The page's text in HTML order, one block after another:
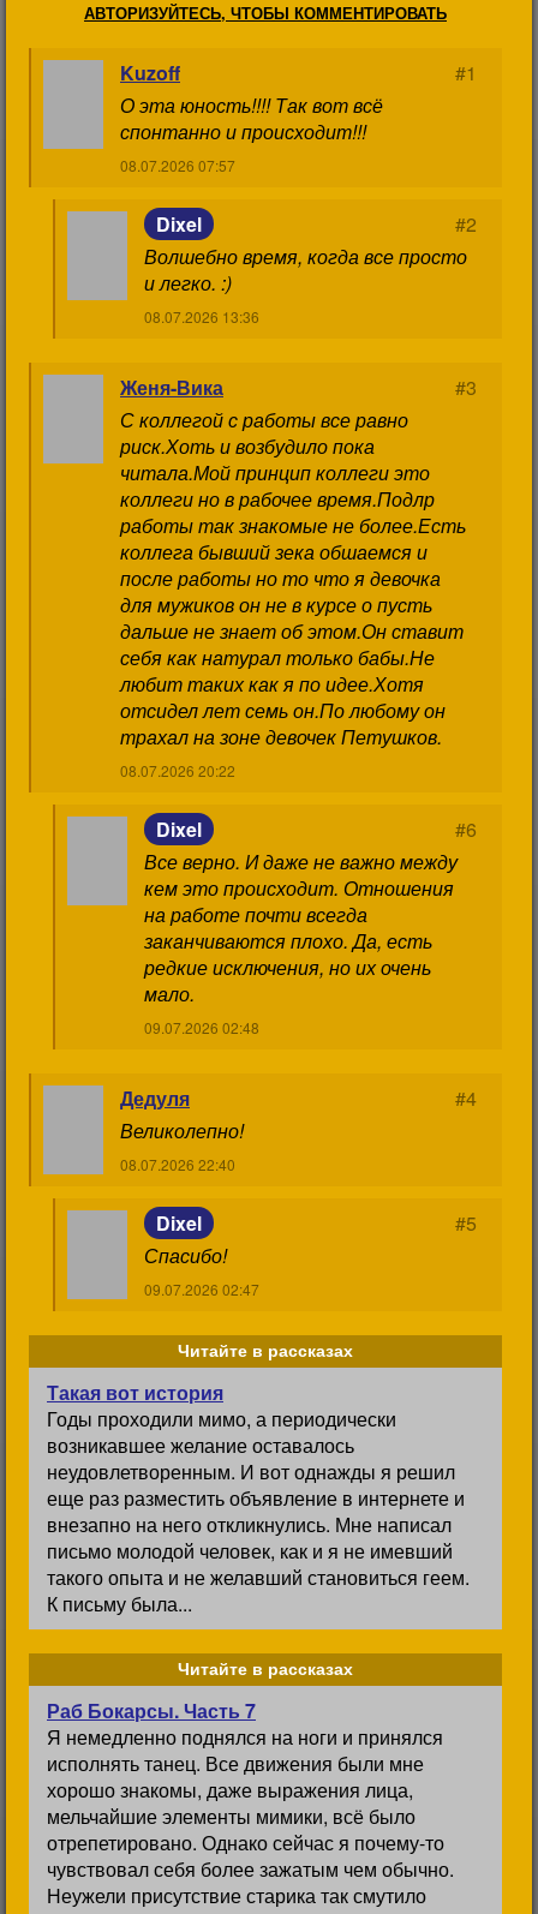
АВТОРИЗУЙТЕСЬ, ЧТОБЫ КОММЕНТИРОВАТЬ
Kuzoff
#1
О эта юность!!!! Так вот всё
спонтанно и происходит!!!
08.07.2026 07:57
Dixel
#2
Волшебно время, когда все просто
и легко. :)
08.07.2026 13:36
Женя-Вика
#3
С коллегой с работы все равно
риск.Хоть и возбудило пока
читала.Мой принцип коллеги это
коллеги но в рабочее время.Подлр
работы так знакомые не более.Есть
коллега бывший зека обшаемся и
после работы но то что я девочка
для мужиков он не в курсе о пусть
дальше не знает об этом.Он ставит
себя как натурал только бабы.Не
любит таких как я по идее.Хотя
отсидел лет семь он.По любому он
трахал на зоне девочек Петушков.
08.07.2026 20:22
Dixel
#6
Все верно. И даже не важно между
кем это происходит. Отношения
на работе почти всегда
заканчиваются плохо. Да, есть
редкие исключения, но их очень
мало.
09.07.2026 02:48
Дедуля
#4
Великолепно!
08.07.2026 22:40
Dixel
#5
Спасибо!
09.07.2026 02:47
Читайте в рассказах
Такая вот история
Годы проходили мимо, а периодически
возникавшее желание оставалось
неудовлетворенным. И вот однажды я решил
еще раз разместить объявление в интернете и
внезапно на него откликнулись. Мне написал
письмо молодой человек, как и я не имевший
такого опыта и не желавший становиться геем.
К письму была...
Читайте в рассказах
Раб Бокарсы. Часть 7
Я немедленно поднялся на ноги и принялся
исполнять танец. Все движения были мне
хорошо знакомы, даже выражения лица,
мельчайшие элементы мимики, всё было
отрепетировано. Однако сейчас я почему-то
чувствовал себя более зажатым чем обычно.
Неужели присутствие старика так смутило